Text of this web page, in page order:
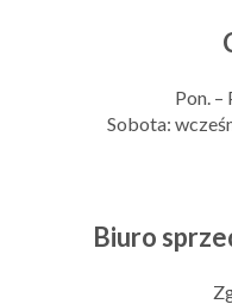
Pon. –
Sobota:
Biuro